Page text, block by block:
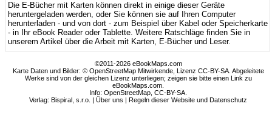
Die E-Bücher mit Karten können direkt in einige dieser Geräte
heruntergeladen werden, oder Sie können sie auf Ihren Computer
herunterladen - und von dort - zum Beispiel über Kabel oder Speicherkarte
- in Ihr eBook Reader oder Tablette. Weitere Ratschläge finden Sie in
unserem Artikel über die Arbeit mit Karten, E-Bücher und Leser.
©2011-2026 eBookMaps.com
Karte Daten und Bilder: © OpenStreetMap Mitwirkende, Lizenz CC-BY-SA. Abgeleitete
Werke sind von der gleichen Lizenz unterliegen; zeigen sie bitte einen Link zu
eBookMaps.com.
Info:OpenStreetMap ,CC-BY-SA
Verlag: Bispiral, s.r.o. |Über uns |Regeln dieser Website und Datenschutz